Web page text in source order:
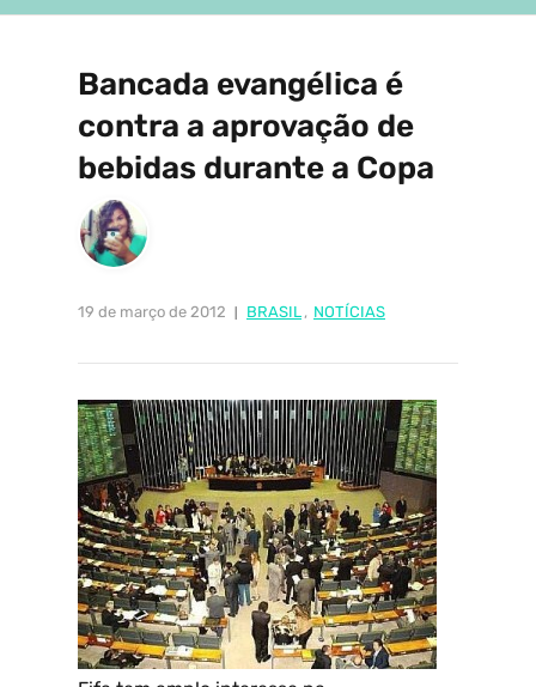
Bancada evangélica é
contra a aprovação de
bebidas durante a Copa
19 de março de 2012 BRASIL , NOTÍCIAS